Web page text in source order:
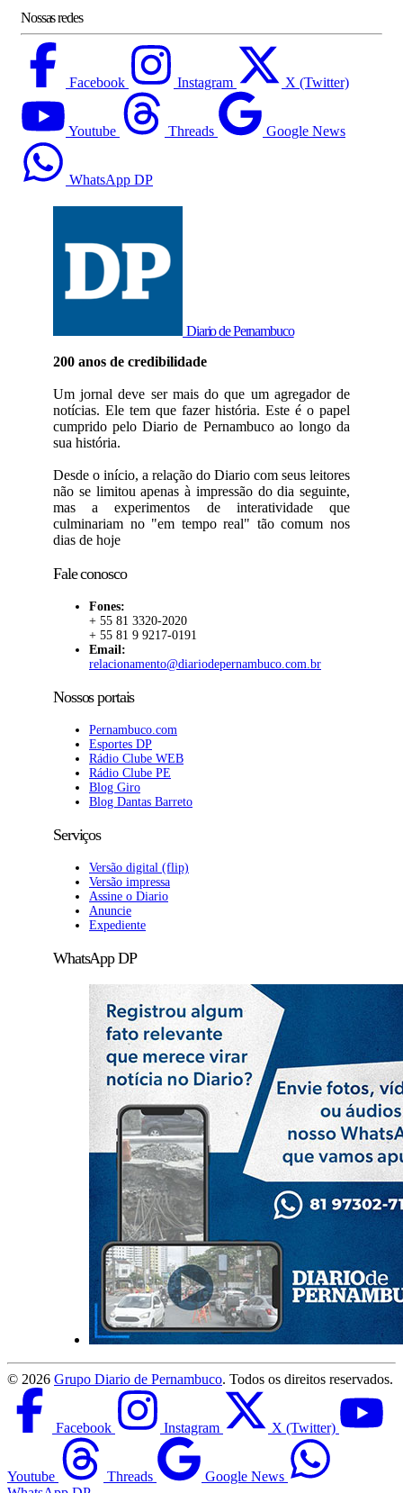
Nossas redes
Facebook Instagram X (Twitter)
Youtube Threads Google News
WhatsApp DP
Diario de Pernambuco
200 anos de credibilidade
Um jornal deve ser mais do que um agregador de
notícias. Ele tem que fazer história. Este é o papel
cumprido pelo Diario de Pernambuco ao longo da
sua história.
Desde o início, a relação do Diario com seus leitores
não se limitou apenas à impressão do dia seguinte,
mas a experimentos de interatividade que
culminariam no "em tempo real" tão comum nos
dias de hoje
Fale conosco
Fones:
+ 55 81 3320-2020
+ 55 81 9 9217-0191
Email:
relacionamento@diariodepernambuco.com.br
Nossos portais
Pernambuco.com
Esportes DP
Rádio Clube WEB
Rádio Clube PE
Blog Giro
Blog Dantas Barreto
Serviços
Versão digital (flip)
Versão impressa
Assine o Diario
Anuncie
Expediente
WhatsApp DP
© 2026 Grupo Diario de Pernambuco. Todos os direitos reservados.
Facebook Instagram X (Twitter)
Youtube Threads
Google News